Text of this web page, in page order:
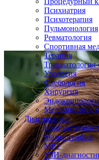
Психиатрия
Психотерапия
Пульмонология
Ревматология
Спортивная
Терапия
Урология
Флебология
Хирургия
Медицинский
Диагностика
Компьютерная
Маммография
МРТ
УЗИ-